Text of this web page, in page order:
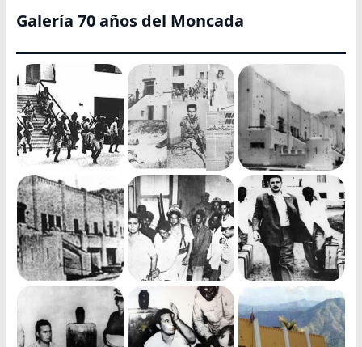
Galería 70 años del Moncada